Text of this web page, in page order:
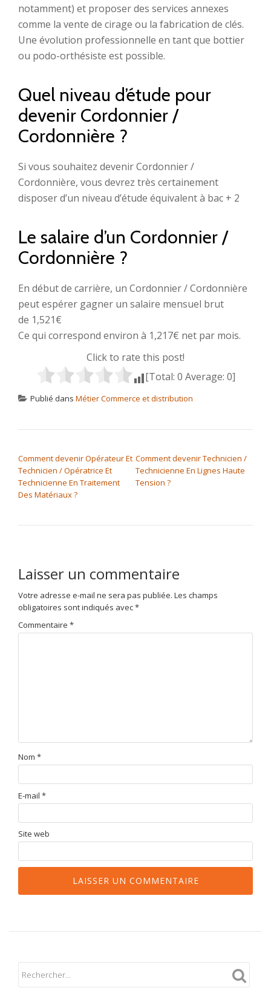
notamment) et proposer des services annexes
comme la vente de cirage ou la fabrication de clés.
Une évolution professionnelle en tant que bottier
ou podo-orthésiste est possible.
Quel niveau d’étude pour
devenir Cordonnier /
Cordonnière ?
Si vous souhaitez devenir Cordonnier /
Cordonnière, vous devrez très certainement
disposer d’un niveau d’étude équivalent à bac + 2
Le salaire d’un Cordonnier /
Cordonnière ?
En début de carrière, un Cordonnier / Cordonnière
peut espérer gagner un salaire mensuel brut
de 1,521€
Ce qui correspond environ à 1,217€ net par mois.
Click to rate this post!
[Total: 0 Average: 0]
Publié dans Métier Commerce et distribution
Comment devenir Opérateur Et
Technicien / Opératrice Et
Technicienne En Traitement
Des Matériaux ?
Comment devenir Technicien /
Technicienne En Lignes Haute
Tension ?
Laisser un commentaire
Votre adresse e-mail ne sera pas publiée. Les champs
obligatoires sont indiqués avec*
Commentaire *
Nom *
E-mail *
Site web